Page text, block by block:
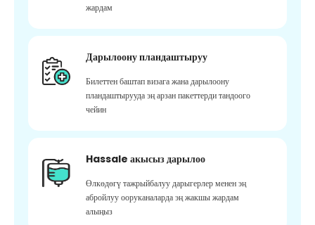
жардам
Дарылоону пландаштыруу
Билеттен баштап визага жана дарылоону
пландаштырууда эң арзан пакеттерди тандоого
чейин
Hassale акысыз дарылоо
Өлкөдөгү тажрыйбалуу дарыгерлер менен эң
абройлуу ооруканаларда эң жакшы жардам
алыңыз